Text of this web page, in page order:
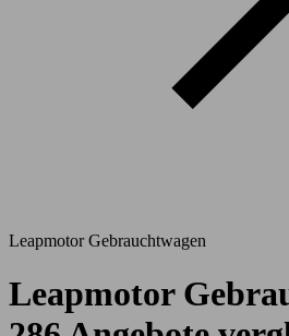
Leapmotor Gebrauchtwagen
Leapmotor